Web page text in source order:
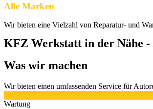
Alle Marken
Wir bieten eine Vielzahl von Reparatur- und
KFZ Werkstatt in der Nähe
Was wir machen
Wir bieten einen umfassenden Service für
Wartung